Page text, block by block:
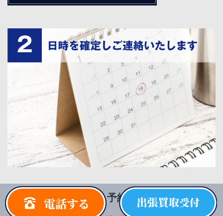
ご希望日時をお伺いし予約を確定致します。